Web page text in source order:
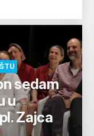
sedam
u
Zajca